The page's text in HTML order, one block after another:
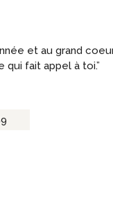
et au grand
qui fait appel à toi.”